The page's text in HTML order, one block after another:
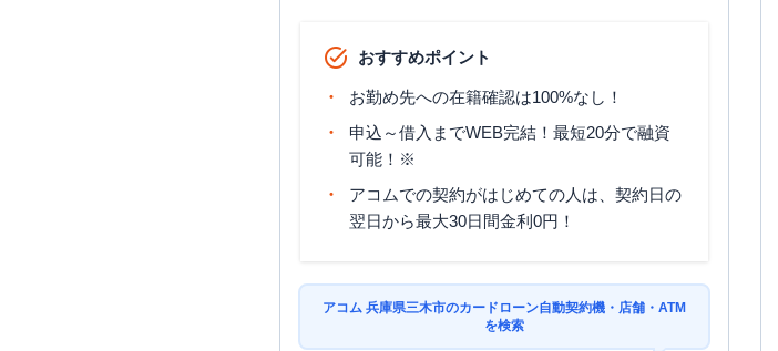
おすすめポイント
お勤め先への在籍確認は100%なし！
申込～借入までWEB完結！最短20分で融資
可能！※
アコムでの契約がはじめての人は、契約日の
翌日から最大30日間金利0円！
アコム 兵庫県三木市のカードローン自動契約機・店舗・ATM
を検索